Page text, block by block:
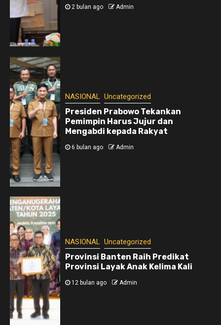
2 bulan ago Admin
NASIONAL Uncategorized
Presiden Prabowo Tekankan
Pemimpin Harus Jujur dan
Mengabdi kepada Rakyat
6 bulan ago Admin
NASIONAL Uncategorized
Provinsi Banten Raih Predikat
Provinsi Layak Anak Kelima Kali
12 bulan ago Admin